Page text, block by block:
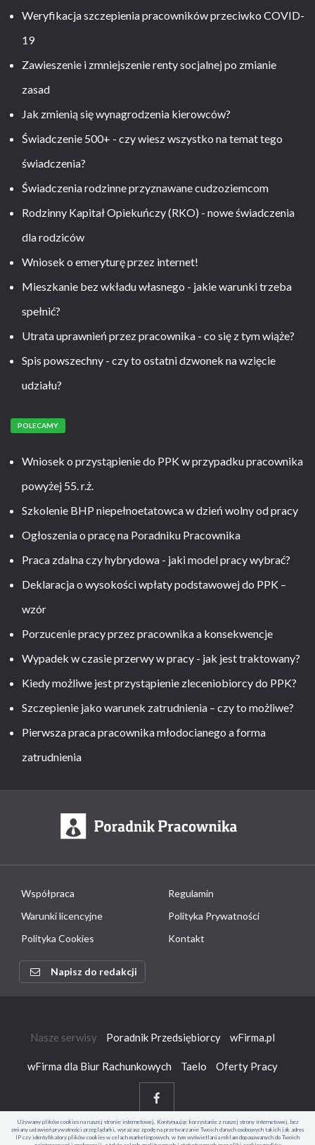
Weryfikacja szczepienia pracowników przeciwko COVID-
19
Zawieszenie i zmniejszenie renty socjalnej po zmianie
zasad
Jak zmienią się wynagrodzenia kierowców?
Świadczenie 500+ - czy wiesz wszystko na temat tego
świadczenia?
Świadczenia rodzinne przyznawane cudzoziemcom
Rodzinny Kapitał Opiekuńczy (RKO) - nowe świadczenia
dla rodziców
Wniosek o emeryturę przez internet!
Mieszkanie bez wkładu własnego - jakie warunki trzeba
spełnić?
Utrata uprawnień przez pracownika - co się z tym wiąże?
Spis powszechny - czy to ostatni dzwonek na wzięcie
udziału?
POLECAMY
Wniosek o przystąpienie do PPK w przypadku pracownika
powyżej 55. r.ż.
Szkolenie BHP niepełnoetatowca w dzień wolny od pracy
Ogłoszenia o pracę na Poradniku Pracownika
Praca zdalna czy hybrydowa - jaki model pracy wybrać?
Deklaracja o wysokości wpłaty podstawowej do PPK –
wzór
Porzucenie pracy przez pracownika a konsekwencje
Wypadek w czasie przerwy w pracy - jak jest traktowany?
Kiedy możliwe jest przystąpienie zleceniobiorcy do PPK?
Szczepienie jako warunek zatrudnienia – czy to możliwe?
Pierwsza praca pracownika młodocianego a forma
zatrudnienia
Współpraca
Regulamin
Warunki licencyjne
Polityka Prywatności
Polityka Cookies
Kontakt
Napisz do redakcji
Nasze serwisy Poradnik Przedsiębiorcy wFirma.pl
wFirma dla Biur Rachunkowych Taelo Oferty Pracy
Używamy plików cookies na naszej stronie internetowej. Kontynuując korzystanie z naszej strony internetowej, bez
zmiany ustawień prywatności przeglądarki, wyrażasz zgodę na przetwarzanie Twoich danych osobowych takich jak adres
IP czy identyfikatory plików cookies w celach marketingowych, w tym wyświetlania reklam dopasowanych do Twoich